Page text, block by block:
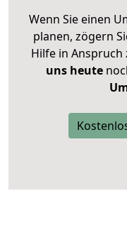
Wenn Sie einen
planen, zögern
Hilfe in Anspruch
uns heute